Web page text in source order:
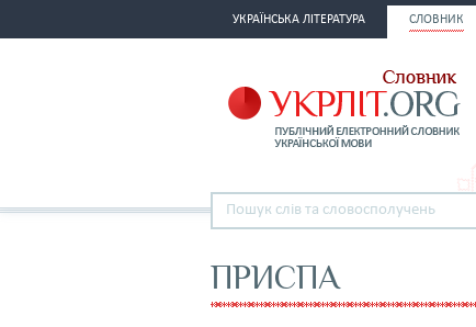
УКРАЇНСЬКА ЛІТЕРАТУРА СЛОВНИК
ПРИСПА